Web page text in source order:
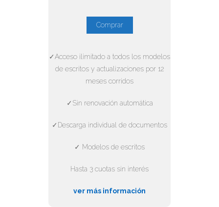
Comprar
✓Acceso ilimitado a todos los modelos
de escritos y actualizaciones por 12
meses corridos
✓Sin renovación automática
✓Descarga individual de documentos
✓ Modelos de escritos
Hasta 3 cuotas sin interés
ver más información